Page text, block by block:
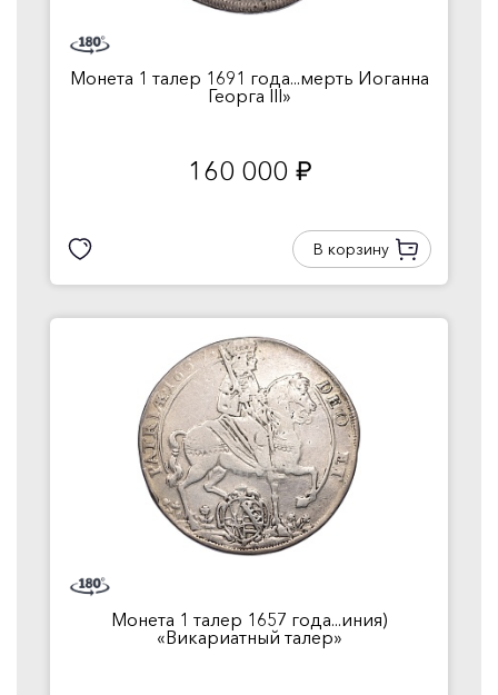
Монета 1 талер 1691 года...мерть Иоганна
Георга III»
160 000 руб.
В корзину
Монета 1 талер 1657 года...иния)
«Викариатный талер»